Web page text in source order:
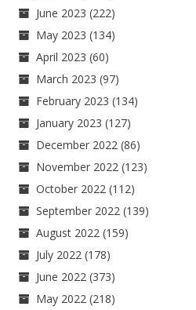
June 2023 (222)
May 2023 (134)
April 2023 (60)
March 2023 (97)
February 2023 (134)
January 2023 (127)
December 2022 (86)
November 2022 (123)
October 2022 (112)
September 2022 (139)
August 2022 (159)
July 2022 (178)
June 2022 (373)
May 2022 (218)